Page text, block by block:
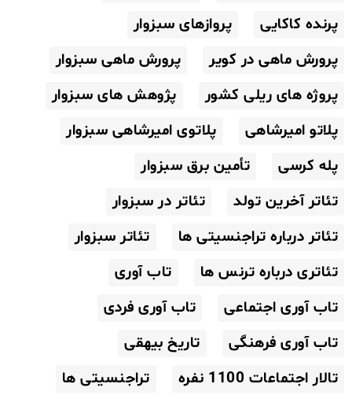
پرنده کاکایی
پروازهای سبزوار
پرورش ماهی در کویر
پرورش ماهی سبزوار
پروژه های ریلی کشور
پژوهش های سبزوار
پلاتو امیرشاهی
پلاتوی امیرشاهی سبزوار
پله کرسی
تأمین برق سبزوار
تئاتر آخرین تولد
تئاتر در سبزوار
تئاتر درباره تراجنسیتی ها
تئاتر سبزوار
تئاتری درباره ترنس ها
تاب آوری
تاب آوری اجتماعی
تاب آوری فردی
تاب آوری فرهنگی
تاریخ بیهقی
تالار اجتماعات 1100 نفره
تراجنسیتی ها